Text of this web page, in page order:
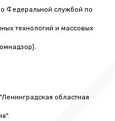
Федеральной службой по
технологий и массовых
областная